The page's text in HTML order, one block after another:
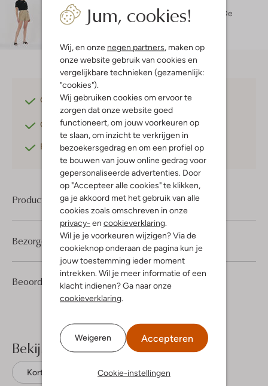
Jum, cookies!
Wij, en onze negen partners , maken op
onze website gebruik van cookies en
vergelijkbare technieken (gezamenlijk:
"cookies").
Wij gebruiken cookies om ervoor te
zorgen dat onze website goed
functioneert, om jouw voorkeuren op
te slaan, om inzicht te verkrijgen in
bezoekersgedrag en om een profiel op
te bouwen van jouw online gedrag voor
gepersonaliseerde advertenties. Door
op "Accepteer alle cookies" te klikken,
ga je akkoord met het gebruik van alle
cookies zoals omschreven in onze
privacy- en cookieverklaring
Wil je je voorkeuren wijzigen? Via de
cookieknop onderaan de pagina kun je
jouw toestemming ieder moment
intrekken. Wil je meer informatie of een
klacht indienen? Ga naar onze
cookieverklaring
Weigeren Accepteren
Cookie-instellingen
Danielle is 1 meter 74 lang en draagt maat S.
De
pasvorm is
straight
Gratis verzendingvanaf €75,-
Gratis retournerenbinnen 30 dagen*
Betaal achterafmet Klarna
Product informatie
Beoordelingen (3) 4
3
4
Sterren
Bezorgen & retourneren
Bekijk meer
Korte broeken Josh V